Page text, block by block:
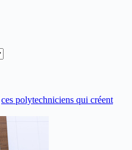
ces polytechniciens qui créent